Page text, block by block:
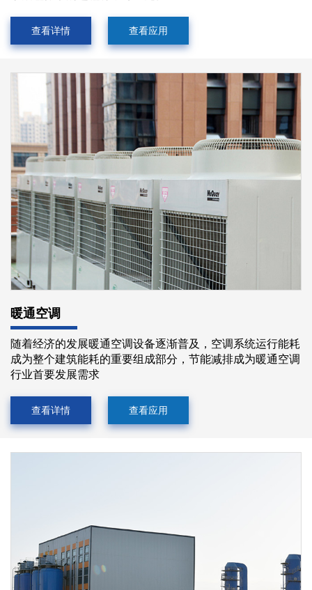
查看详情 查看应用
暖通空调
随着经济的发展暖通空调设备逐渐普及，空调系统运行能耗
成为整个建筑能耗的重要组成部分，节能减排成为暖通空调
行业首要发展需求
查看详情 查看应用